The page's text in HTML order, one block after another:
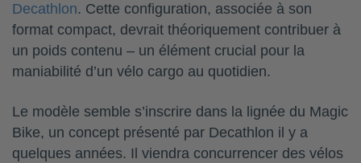
Decathlon. Cette configuration, associée à son
format compact, devrait théoriquement contribuer à
un poids contenu – un élément crucial pour la
maniabilité d’un vélo cargo au quotidien.
Le modèle semble s’inscrire dans la lignée du Magic
Bike, un concept présenté par Decathlon il y a
quelques années. Il viendra concurrencer des vélos